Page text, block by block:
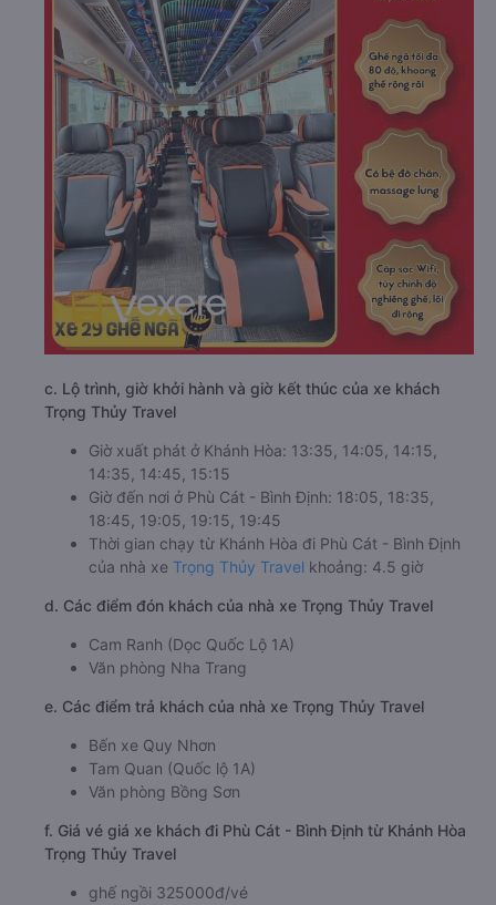
c. Lộ trình, giờ khởi hành và giờ kết thúc của xe khách
Trọng Thủy Travel
Giờ xuất phát ở Khánh Hòa: 13:35, 14:05, 14:15,
14:35, 14:45, 15:15
Giờ đến nơi ở Phù Cát - Bình Định: 18:05, 18:35,
18:45, 19:05, 19:15, 19:45
Thời gian chạy từ Khánh Hòa đi Phù Cát - Bình Định
của nhà xe Trọng Thủy Travel khoảng: 4.5 giờ
d. Các điểm đón khách của nhà xe Trọng Thủy Travel
Cam Ranh (Dọc Quốc Lộ 1A)
Văn phòng Nha Trang
e. Các điểm trả khách của nhà xe Trọng Thủy Travel
Bến xe Quy Nhơn
Tam Quan (Quốc lộ 1A)
Văn phòng Bồng Sơn
f. Giá vé giá xe khách đi Phù Cát - Bình Định từ Khánh Hòa
Trọng Thủy Travel
ghế ngồi 325000đ/vé